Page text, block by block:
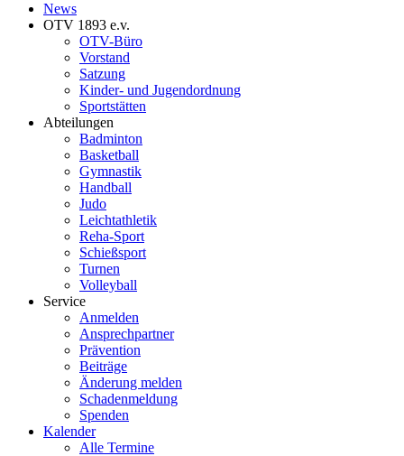
News
OTV 1893 e.v.
OTV-Büro
Vorstand
Satzung
Kinder- und Jugendordnung
Sportstätten
Abteilungen
Badminton
Basketball
Gymnastik
Handball
Judo
Leichtathletik
Reha-Sport
Schießsport
Turnen
Volleyball
Service
Anmelden
Ansprechpartner
Prävention
Beiträge
Änderung melden
Schadenmeldung
Spenden
Kalender
Alle Termine